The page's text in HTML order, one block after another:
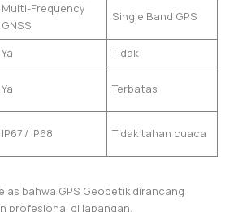
Multi-Frequency
GNSS
Single Band GPS
Ya
Tidak
Ya Terbatas
IP67 / IP68 Tidak tahan cuaca
bahwa GPS Geodetik dirancang
profesional di lapangan.